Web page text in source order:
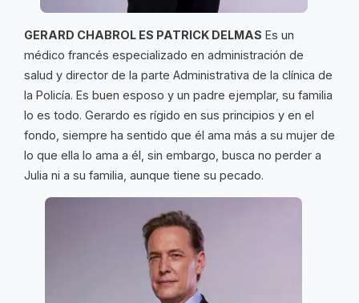
GERARD CHABROL ES PATRICK DELMAS Es un
médico francés especializado en administración de
salud y director de la parte Administrativa de la clínica de
la Policía. Es buen esposo y un padre ejemplar, su familia
lo es todo. Gerardo es rígido en sus principios y en el
fondo, siempre ha sentido que él ama más a su mujer de
lo que ella lo ama a él, sin embargo, busca no perder a
Julia ni a su familia, aunque tiene su pecado.